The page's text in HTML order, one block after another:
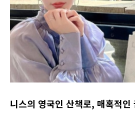
니스의 영국인 산책로, 매혹적인